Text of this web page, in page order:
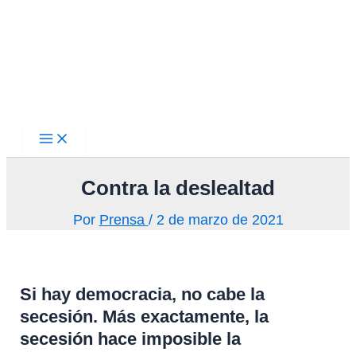
Contra la deslealtad
Por Prensa / 2 de marzo de 2021
Si hay democracia, no cabe la
secesión. Más exactamente, la
secesión hace imposible la